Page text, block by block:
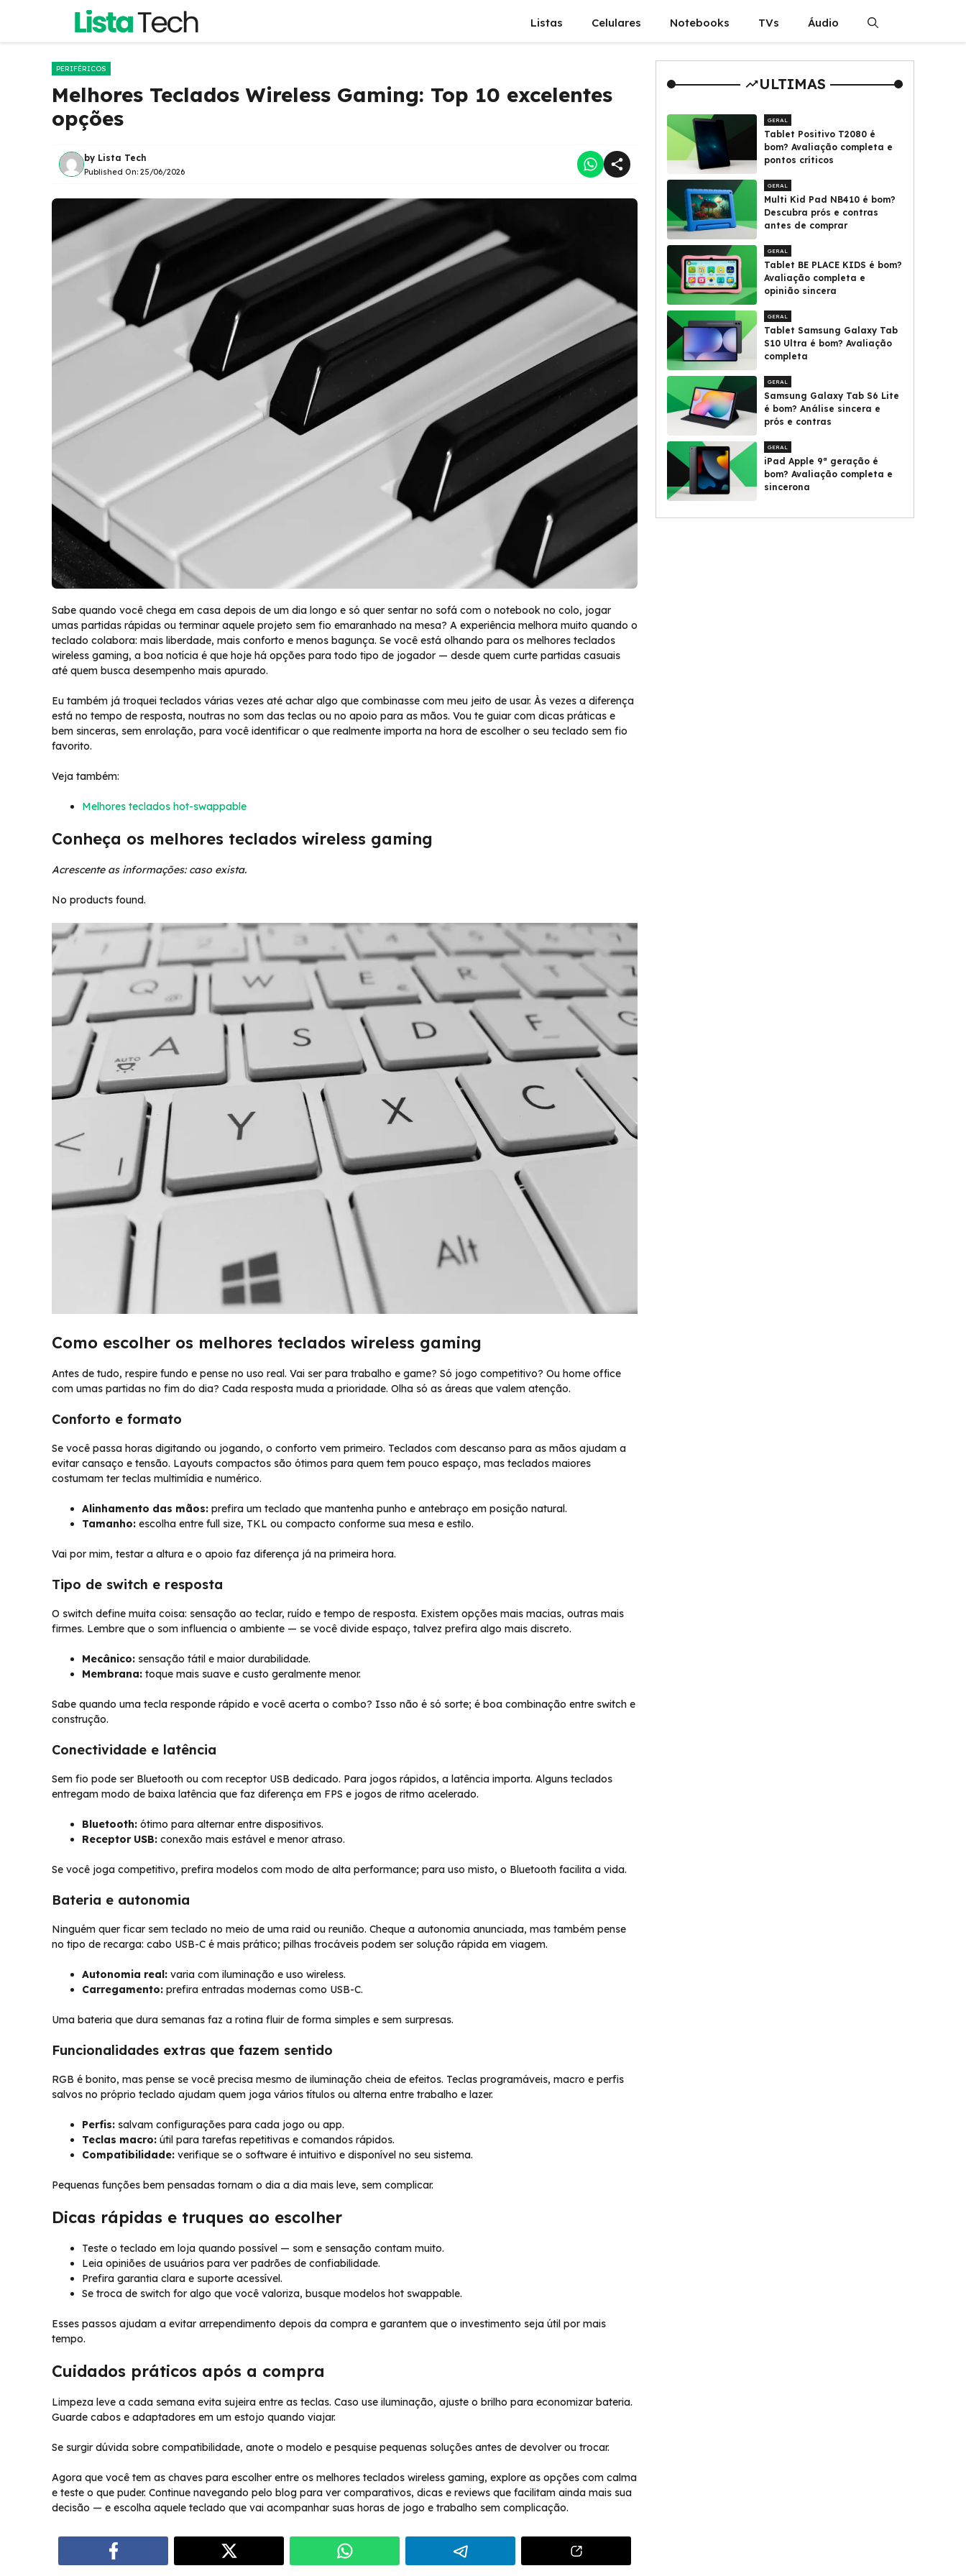
o
Listas Celulares Notebooks TVs Áudio
PERIFÉRICOS
Melhores Teclados Wireless Gaming: Top 10 excelentes
opções
by Lista Tech
Published On: 25/06/2026
Sabe quando você chega em casa depois de um dia longo e só quer sentar no sofá com o notebook no colo, jogar
umas partidas rápidas ou terminar aquele projeto sem fio emaranhado na mesa? A experiência melhora muito quando o
teclado colabora: mais liberdade, mais conforto e menos bagunça. Se você está olhando para os melhores teclados
wireless gaming, a boa notícia é que hoje há opções para todo tipo de jogador — desde quem curte partidas casuais
até quem busca desempenho mais apurado.
Eu também já troquei teclados várias vezes até achar algo que combinasse com meu jeito de usar. Às vezes a diferença
está no tempo de resposta, noutras no som das teclas ou no apoio para as mãos. Vou te guiar com dicas práticas e
bem sinceras, sem enrolação, para você identificar o que realmente importa na hora de escolher o seu teclado sem fio
favorito.
Veja também:
Melhores teclados hot-swappable
Conheça os melhores teclados wireless gaming
Acrescente as informações: caso exista.
No products found.
Como escolher os melhores teclados wireless gaming
Antes de tudo, respire fundo e pense no uso real. Vai ser para trabalho e game? Só jogo competitivo? Ou home office
com umas partidas no fim do dia? Cada resposta muda a prioridade. Olha só as áreas que valem atenção.
Conforto e formato
Se você passa horas digitando ou jogando, o conforto vem primeiro. Teclados com descanso para as mãos ajudam a
evitar cansaço e tensão. Layouts compactos são ótimos para quem tem pouco espaço, mas teclados maiores
costumam ter teclas multimídia e numérico.
Alinhamento das mãos: prefira um teclado que mantenha punho e antebraço em posição natural.
Tamanho: escolha entre full size, TKL ou compacto conforme sua mesa e estilo.
Vai por mim, testar a altura e o apoio faz diferença já na primeira hora.
Tipo de switch e resposta
O switch define muita coisa: sensação ao teclar, ruído e tempo de resposta. Existem opções mais macias, outras mais
firmes. Lembre que o som influencia o ambiente — se você divide espaço, talvez prefira algo mais discreto.
Mecânico: sensação tátil e maior durabilidade.
Membrana: toque mais suave e custo geralmente menor.
Sabe quando uma tecla responde rápido e você acerta o combo? Isso não é só sorte; é boa combinação entre switch e
construção.
Conectividade e latência
Sem fio pode ser Bluetooth ou com receptor USB dedicado. Para jogos rápidos, a latência importa. Alguns teclados
entregam modo de baixa latência que faz diferença em FPS e jogos de ritmo acelerado.
Bluetooth: ótimo para alternar entre dispositivos.
Receptor USB: conexão mais estável e menor atraso.
Se você joga competitivo, prefira modelos com modo de alta performance; para uso misto, o Bluetooth facilita a vida.
Bateria e autonomia
Ninguém quer ficar sem teclado no meio de uma raid ou reunião. Cheque a autonomia anunciada, mas também pense
no tipo de recarga: cabo USB-C é mais prático; pilhas trocáveis podem ser solução rápida em viagem.
Autonomia real: varia com iluminação e uso wireless.
Carregamento: prefira entradas modernas como USB-C.
Uma bateria que dura semanas faz a rotina fluir de forma simples e sem surpresas.
Funcionalidades extras que fazem sentido
RGB é bonito, mas pense se você precisa mesmo de iluminação cheia de efeitos. Teclas programáveis, macro e perfis
salvos no próprio teclado ajudam quem joga vários títulos ou alterna entre trabalho e lazer.
Perfis: salvam configurações para cada jogo ou app.
Teclas macro: útil para tarefas repetitivas e comandos rápidos.
Compatibilidade: verifique se o software é intuitivo e disponível no seu sistema.
Pequenas funções bem pensadas tornam o dia a dia mais leve, sem complicar.
Dicas rápidas e truques ao escolher
Teste o teclado em loja quando possível — som e sensação contam muito.
Leia opiniões de usuários para ver padrões de confiabilidade.
Prefira garantia clara e suporte acessível.
Se troca de switch for algo que você valoriza, busque modelos hot swappable.
Esses passos ajudam a evitar arrependimento depois da compra e garantem que o investimento seja útil por mais
tempo.
Cuidados práticos após a compra
Limpeza leve a cada semana evita sujeira entre as teclas. Caso use iluminação, ajuste o brilho para economizar bateria.
Guarde cabos e adaptadores em um estojo quando viajar.
Se surgir dúvida sobre compatibilidade, anote o modelo e pesquise pequenas soluções antes de devolver ou trocar.
Agora que você tem as chaves para escolher entre os melhores teclados wireless gaming, explore as opções com calma
e teste o que puder. Continue navegando pelo blog para ver comparativos, dicas e reviews que facilitam ainda mais sua
decisão — e escolha aquele teclado que vai acompanhar suas horas de jogo e trabalho sem complicação.
ULTIMAS
GERAL
Tablet Positivo T2080 é
bom? Avaliação completa e
pontos críticos
GERAL
Multi Kid Pad NB410 é bom?
Descubra prós e contras
antes de comprar
GERAL
Tablet BE PLACE KIDS é bom?
Avaliação completa e
opinião sincera
GERAL
Tablet Samsung Galaxy Tab
S10 Ultra é bom? Avaliação
completa
GERAL
Samsung Galaxy Tab S6 Lite
é bom? Análise sincera e
prós e contras
GERAL
iPad Apple 9ª geração é
bom? Avaliação completa e
sincerona